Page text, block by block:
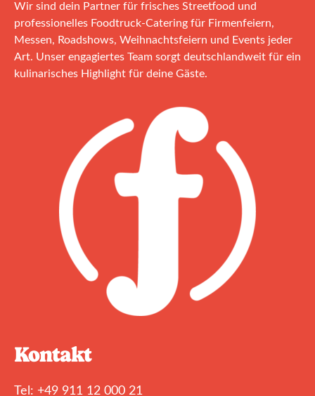
Wir sind dein Partner für frisches Streetfood und
professionelles Foodtruck‑Catering für Firmenfeiern,
Messen, Roadshows, Weihnachtsfeiern und Events jeder
Art. Unser engagiertes Team sorgt deutschlandweit für ein
kulinarisches Highlight für deine Gäste.
Kontakt
Tel: +49 911 12 000 21